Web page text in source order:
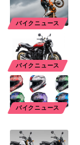
バイクニュース
バイクニュース
バイクニュース